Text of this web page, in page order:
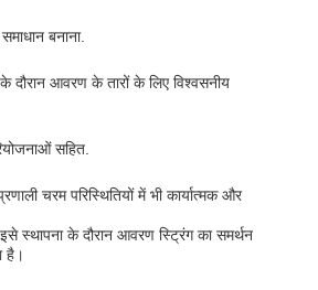
बनाना.
दौरान आवरण के तारों के लिए विश्वसनीय
सहित.
चरम परिस्थितियों में भी कार्यात्मक और
स्थापना के दौरान आवरण स्ट्रिंग का समर्थन
है।